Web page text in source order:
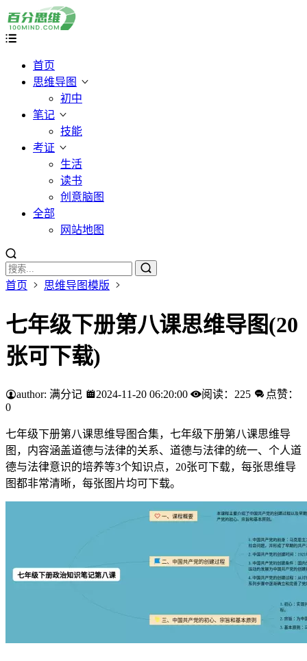
首页
思维导图
初中
笔记
技能
考证
生活
读书
创意脑图
全部
网站地图
首页 思维导图模版
七年级下册第八课思维导图(20
张可下载)
author: 满分记 2024-11-20 06:20:00 阅读：225
点赞：
0
七年级下册第八课思维导图合集，七年级下册第八课思维导
图，内容涵盖道德与法律的关系、道德与法律的统一、个人道
德与法律意识的培养等3个知识点，20张可下载，每张思维导
图都非常清晰，每张图片均可下载。